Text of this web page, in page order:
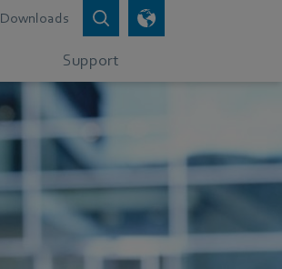
Downloads
Support